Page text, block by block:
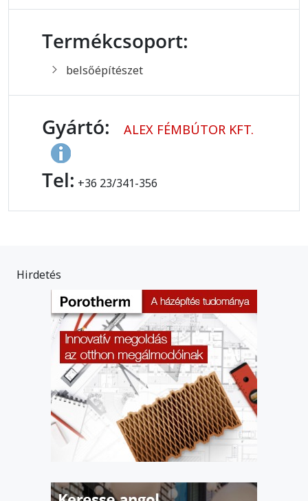
Termékcsoport:
belsőépítészet
Gyártó: ALEX FÉMBÚTOR KFT.
Tel: +36 23/341-356
Hirdetés